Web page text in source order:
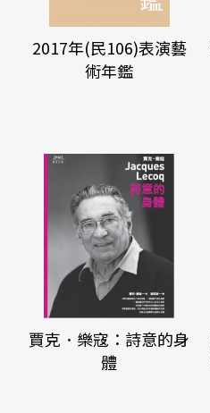
2017年(民106)表演藝
術年鑑
賈克．樂寇：詩意的身
體